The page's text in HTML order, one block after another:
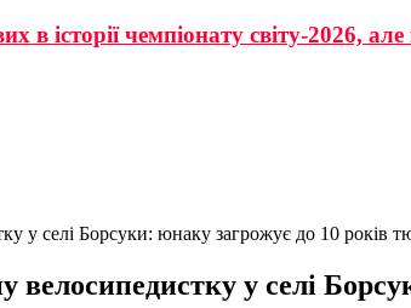
в історії чемпіонату світу-2026,
у селі Борсуки: юнаку загрожує до 10 років
велосипедистку у селі